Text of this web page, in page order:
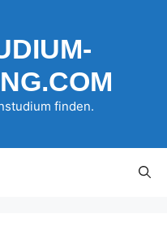
finden.